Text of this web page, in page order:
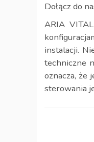
Dołącz do
ARIA
instalacji.
techniczne
oznacza, że
sterowania